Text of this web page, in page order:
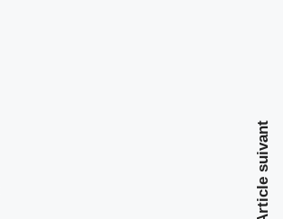
Article suivant